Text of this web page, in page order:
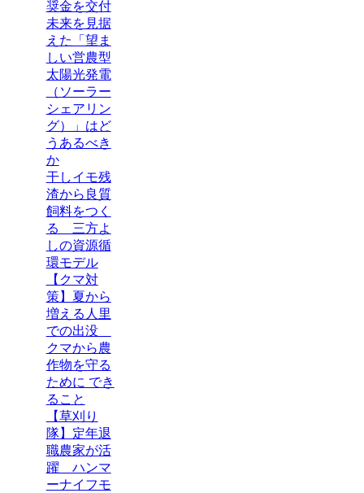
奨金を交付
未来を見据
えた「望ま
しい営農型
太陽光発電
（ソーラー
シェアリン
グ）」はど
うあるべき
か
干しイモ残
渣から良質
飼料をつく
る 三方よ
しの資源循
環モデル
【クマ対
策】夏から
増える人里
での出没
クマから農
作物を守る
ために でき
ること
【草刈り
隊】定年退
職農家が活
躍 ハンマ
ーナイフモ